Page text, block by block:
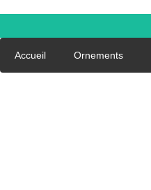
Accueil Ornements